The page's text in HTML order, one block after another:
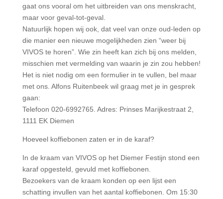
gaat ons vooral om het uitbreiden van ons menskracht,
maar voor geval-tot-geval.
Natuurlijk hopen wij ook, dat veel van onze oud-leden op
die manier een nieuwe mogelijkheden zien “weer bij
VIVOS te horen”. Wie zin heeft kan zich bij ons melden,
misschien met vermelding van waarin je zin zou hebben!
Het is niet nodig om een formulier in te vullen, bel maar
met ons. Alfons Ruitenbeek wil graag met je in gesprek
gaan:
Telefoon 020-6992765. Adres: Prinses Marijkestraat 2,
1111 EK Diemen
Hoeveel koffiebonen zaten er in de karaf?
In de kraam van VIVOS op het Diemer Festijn stond een
karaf opgesteld, gevuld met koffiebonen.
Bezoekers van de kraam konden op een lijst een
schatting invullen van het aantal koffiebonen. Om 15:30